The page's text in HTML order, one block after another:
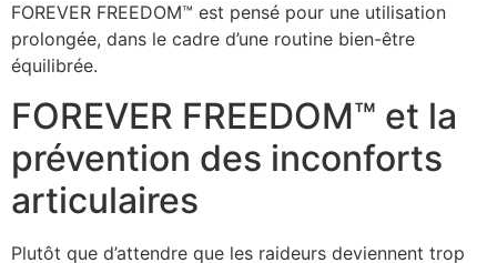
FOREVER FREEDOM™ est pensé pour une utilisation
prolongée, dans le cadre d’une routine bien-être
équilibrée.
FOREVER FREEDOM™ et la
prévention des inconforts
articulaires
Plutôt que d’attendre que les raideurs deviennent trop